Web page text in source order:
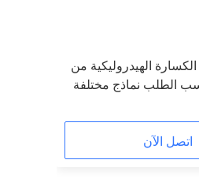
الهيدروليكية من
اتصل الآن